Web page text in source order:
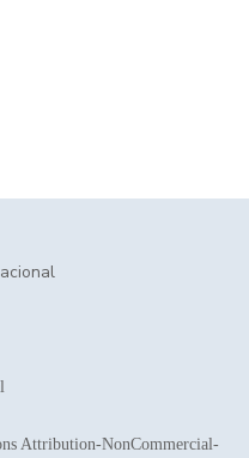
Attribution-NonCommercial-